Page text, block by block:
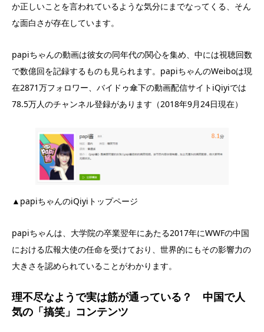
か正しいことを言われているような気分にまでなってくる、そん
な面白さが存在しています。
papiちゃんの動画は彼女の同年代の関心を集め、中には視聴回数
で数億回を記録するものも見られます。papiちゃんのWeiboは現
在2871万フォロワー、バイドゥ傘下の動画配信サイトiQiyiでは
78.5万人のチャンネル登録があります（2018年9月24日現在）
▲papiちゃんのiQiyiトップページ
papiちゃんは、大学院の卒業翌年にあたる2017年にWWFの中国
における広報大使の任命を受けており、世界的にもその影響力の
大きさを認められていることがわかります。
理不尽なようで実は筋が通っている？ 中国で人
気の「搞笑」コンテンツ